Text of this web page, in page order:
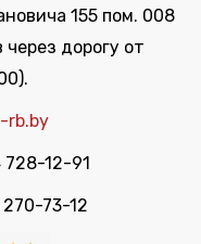
155 пом. 008
дорогу от
rb.by
728-12-91
270-73-12